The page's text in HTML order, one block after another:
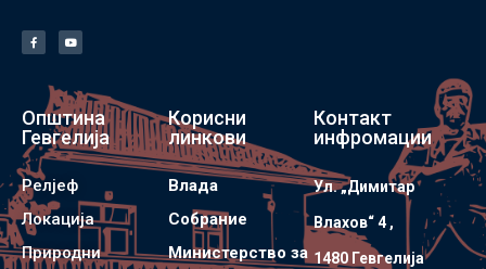
Општина
Гевгелија
Релјеф
Локација
Природни
Корисни
линкови
Влада
Собрание
Министерство за
Контакт
инфромации
Ул. „Димитар
Влахов“ 4 ,
1480 Гевгелијa